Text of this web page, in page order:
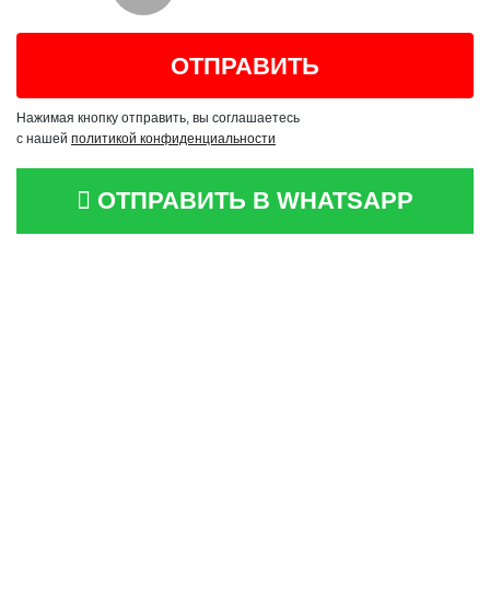
Нажимая кнопку отправить, вы соглашаетесь
с нашей политикой конфиденциальности
ОТПРАВИТЬ В WHATSAPP